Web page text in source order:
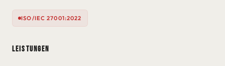
ISO/IEC 27001:2022
LEISTUNGEN